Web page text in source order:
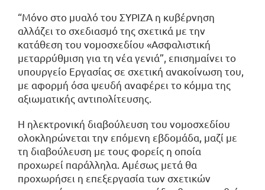
“Μόνο στο μυαλό του ΣΥΡΙΖΑ η κυβέρνηση
αλλάζει το σχεδιασμό της σχετικά με την
κατάθεση του νομοσχεδίου «Ασφαλιστική
μεταρρύθμιση για τη νέα γενιά”, επισημαίνει το
υπουργείο Εργασίας σε σχετική ανακοίνωση του,
με αφορμή όσα ψευδή αναφέρει το κόμμα της
αξιωματικής αντιπολίτευσης.
Η ηλεκτρονική διαβούλευση του νομοσχεδίου
ολοκληρώνεται την επόμενη εβδομάδα, μαζί με
τη διαβούλευση με τους φορείς η οποία
προχωρεί παράλληλα. Αμέσως μετά θα
προχωρήσει η επεξεργασία των σχετικών